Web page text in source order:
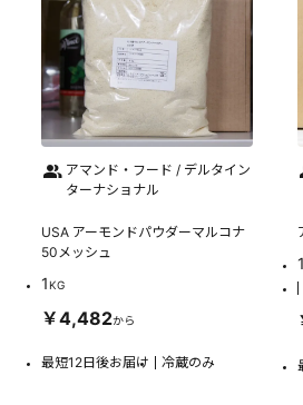
アマンド・フード / デルタイン
ターナショナル
USA アーモンドパウダーマルコナ
50メッシュ
1KG
￥4,482から
最短12日後お届け 冷蔵のみ
1